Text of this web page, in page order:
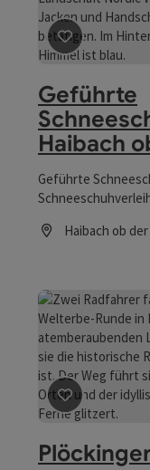
Beitrag
Geführte
Haibach
Geführte
Hotel-Restaurant
Haibach ob
Beitrag